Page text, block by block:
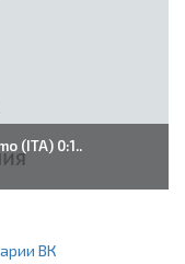
(ITA) 0:1..
ВК